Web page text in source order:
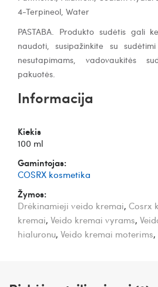
4-Terpineol, Water
PASTABA. Produkto sudėtis gali
naudoti, susipažinkite su
nesutapimams, vadovaukitės
pakuotės.
Informacija
Kiekis
100 ml
Gamintojas:
COSRX kosmetika
Žymos:
Drėkinamieji veido kremai, Cosrx
kremai, Veido kremai vyrams,
hialuronu, Veido kremai moterims,